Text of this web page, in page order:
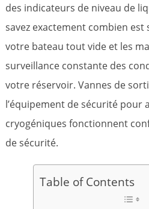
des indicateurs de niveau de
savez exactement combien est
votre bateau tout vide et les
surveillance constante des
votre réservoir. Vannes de
l’équipement de sécurité pour
cryogéniques fonctionnent
de sécurité.
Table of Contents